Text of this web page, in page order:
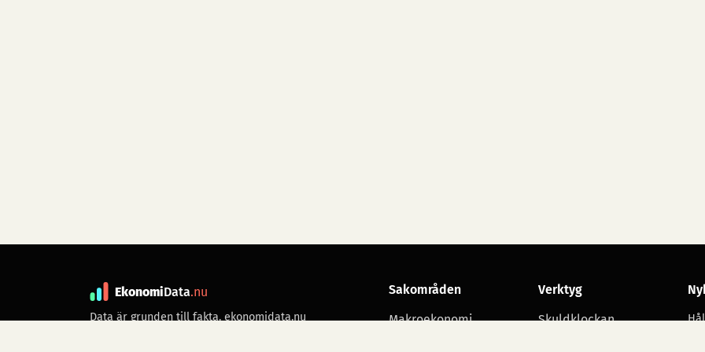
EkonomiData.nu
Data är grunden till fakta. ekonomidata.nu
Sakområden
Makroekonomi
Verktyg
Skuldklockan